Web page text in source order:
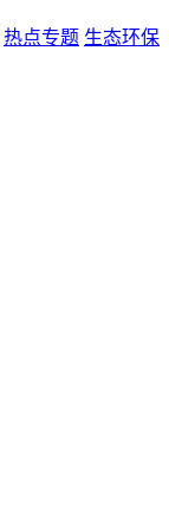
热点专题 生态环保